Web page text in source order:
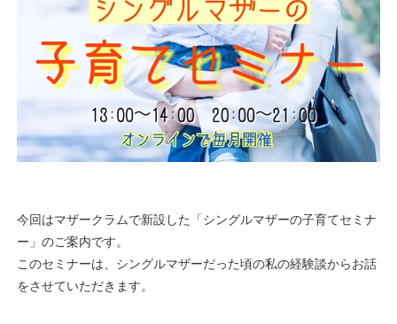
今回はマザークラムで新設した「シングルマザーの子育てセミナ
ー」のご案内です。
このセミナーは、シングルマザーだった頃の私の経験談からお話
をさせていただきます。